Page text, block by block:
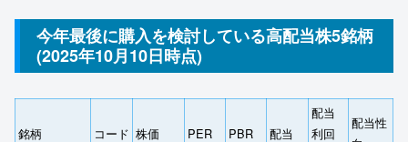
今年最後に購入を検討している高配当株5銘柄
(2025年10月10日時点)
銘柄 コード 株価 PER PBR 配当
配当
利回
配当性